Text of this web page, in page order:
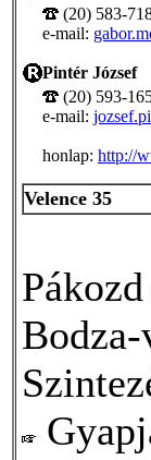
(20) 583-
e-mail:
Pintér József
(20) 593-
e-mail:
honlap: http://
Velence 35
Pákozd